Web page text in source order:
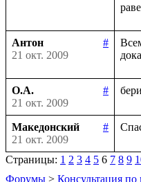
Антон
#
21 окт. 2009
О.А.
#
21 окт. 2009
Македонский
#
21 окт. 2009
Страницы: 1 2 3 4 5 6 7 8 9
Форумы > Консультация по